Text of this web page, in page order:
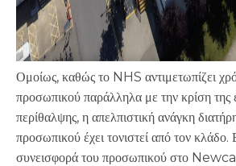
Ομοίως, καθώς το NHS αντιμετωπίζει
προσωπικού παράλληλα με την κρίση της
περίθαλψης, η απελπιστική ανάγκη
προσωπικού έχει τονιστεί από τον κλάδο.
συνεισφορά του προσωπικού στο